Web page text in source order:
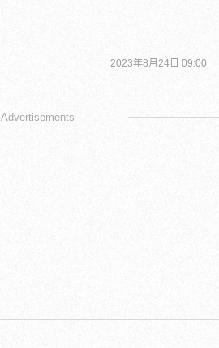
2023年8月24日 09:00
Advertisements